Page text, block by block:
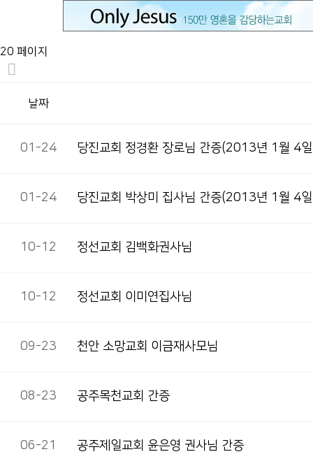
20 페이지
날짜
01-24 당진교회 정경환 장로님 간증(2013년 1월 4
01-24 당진교회 박상미 집사님 간증(2013년 1월 4
10-12 정선교회 김백화권사님
10-12 정선교회 이미연집사님
09-23 천안 소망교회 이금재사모님
08-23 공주목천교회 간증
06-21 공주제일교회 윤은영 권사님 간증